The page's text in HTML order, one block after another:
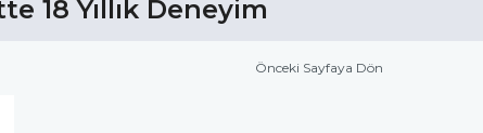
18 Yıllık Deneyim
Önceki Sayfaya Dön